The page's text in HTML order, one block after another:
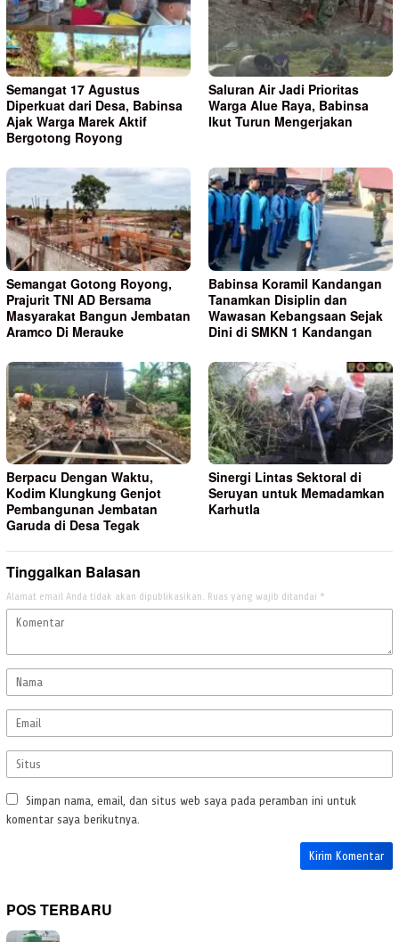
Semangat 17 Agustus
Diperkuat dari Desa, Babinsa
Ajak Warga Marek Aktif
Bergotong Royong
Saluran Air Jadi Prioritas
Warga Alue Raya, Babinsa
Ikut Turun Mengerjakan
Semangat Gotong Royong,
Prajurit TNI AD Bersama
Masyarakat Bangun Jembatan
Aramco Di Merauke
Babinsa Koramil Kandangan
Tanamkan Disiplin dan
Wawasan Kebangsaan Sejak
Dini di SMKN 1 Kandangan
Berpacu Dengan Waktu,
Kodim Klungkung Genjot
Pembangunan Jembatan
Garuda di Desa Tegak
Sinergi Lintas Sektoral di
Seruyan untuk Memadamkan
Karhutla
Tinggalkan Balasan
Alamat email Anda tidak akan dipublikasikan. Ruas yang wajib ditandai *
Simpan nama, email, dan situs web saya pada peramban ini untuk
komentar saya berikutnya.
POS TERBARU